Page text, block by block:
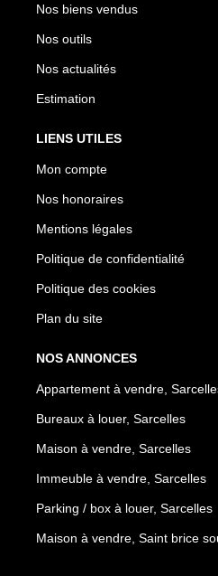
Nos biens vendus
Nos outils
Nos actualités
Estimation
LIENS UTILES
Mon compte
Nos honoraires
Mentions légales
Politique de confidentialité
Politique des cookies
Plan du site
NOS ANNONCES
Appartement à vendre,
Bureaux à louer, Sarcelles
Maison à vendre, Sarcelles
Immeuble à vendre, Sarcelles
Parking / box à louer, Sarcelles
Maison à vendre, Saint brice